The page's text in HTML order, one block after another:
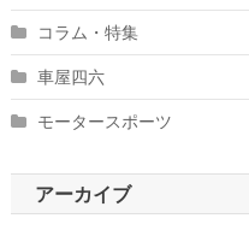
コラム・特集
車屋四六
モータースポーツ
アーカイブ